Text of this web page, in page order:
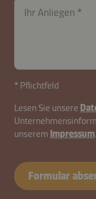
Ihr Anliegen
* Pflichtfeld
Lesen Sie unsere
unserem Impressum.
Formular